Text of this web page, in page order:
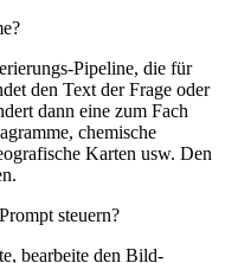
Pipeline, die für
den Text der Frage oder
dann eine zum Fach
chemische
Karten usw. Den
steuern?
bearbeite den Bild-